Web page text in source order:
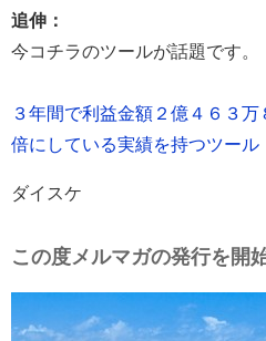
追伸：
今コチラのツールが話題です。
３年間で利益金額２億４６３
倍にしている実績を持つツール
ダイスケ
この度メルマガの発行を開